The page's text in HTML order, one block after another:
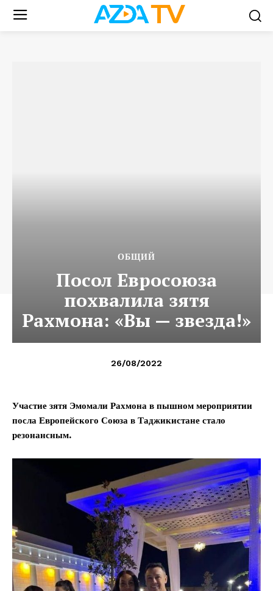
ОБЩИЙ
Посол Евросоюза
похвалила зятя
Рахмона: «Вы — звезда!»
26/08/2022
Участие зятя Эмомали Рахмона в пышном мероприятии
посла Европейского Союза в Таджикистане стало
резонансным.